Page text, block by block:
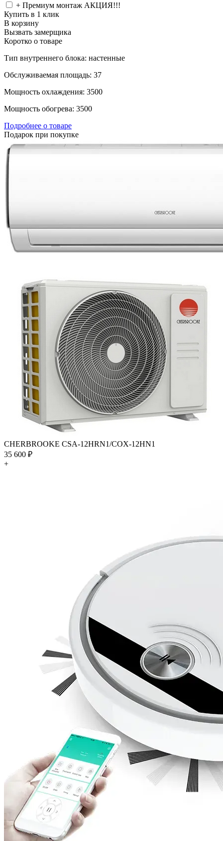
+ Премиум монтаж АКЦИЯ!!!
Купить в 1 клик
В корзину
Вызвать замерщика
Коротко о товаре
Тип внутреннего блока: настенные
Обслуживаемая площадь: 37
Мощность охлаждения: 3500
Мощность обогрева: 3500
Подробнее о товаре
Подарок при покупке
CHERBROOKE CSA-12HRN1/COX-12HN1
35 600 ₽
+